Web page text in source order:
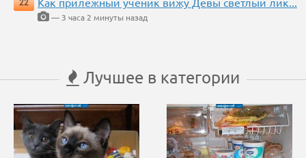
22
— 3 часа 2 минуты назад
Лучшее в категории